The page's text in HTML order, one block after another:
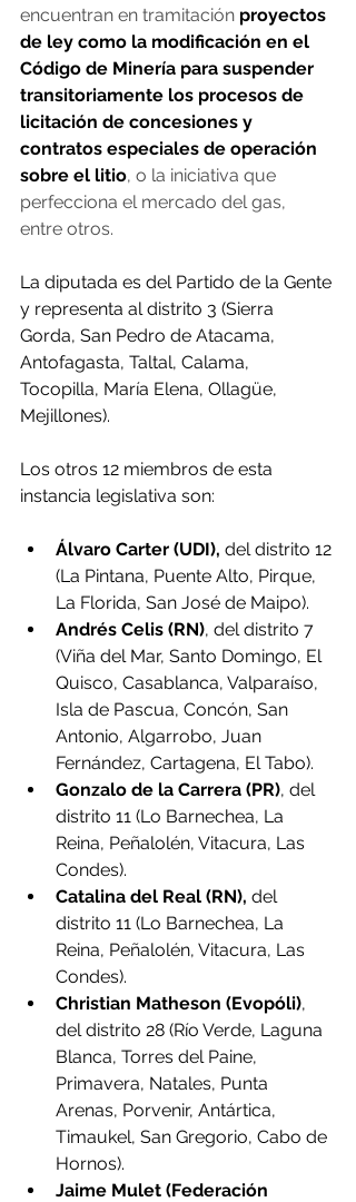
encuentran en tramitación proyectos
de ley como la modificación en el
Código de Minería para suspender
transitoriamente los procesos de
licitación de concesiones y
contratos especiales de operación
sobre el litio, o la iniciativa que
perfecciona el mercado del gas,
entre otros.
La diputada es del Partido de la Gente
y representa al distrito 3 (Sierra
Gorda, San Pedro de Atacama,
Antofagasta, Taltal, Calama,
Tocopilla, María Elena, Ollagüe,
Mejillones).
Los otros 12 miembros de esta
instancia legislativa son:
Álvaro Carter (UDI), del distrito 12
(La Pintana, Puente Alto, Pirque,
La Florida, San José de Maipo).
Andrés Celis (RN), del distrito 7
(Viña del Mar, Santo Domingo, El
Quisco, Casablanca, Valparaíso,
Isla de Pascua, Concón, San
Antonio, Algarrobo, Juan
Fernández, Cartagena, El Tabo).
Gonzalo de la Carrera (PR), del
distrito 11 (Lo Barnechea, La
Reina, Peñalolén, Vitacura, Las
Condes).
Catalina del Real (RN), del
distrito 11 (Lo Barnechea, La
Reina, Peñalolén, Vitacura, Las
Condes).
Christian Matheson (Evopóli),
del distrito 28 (Río Verde, Laguna
Blanca, Torres del Paine,
Primavera, Natales, Punta
Arenas, Porvenir, Antártica,
Timaukel, San Gregorio, Cabo de
Hornos).
Jaime Mulet (Federación